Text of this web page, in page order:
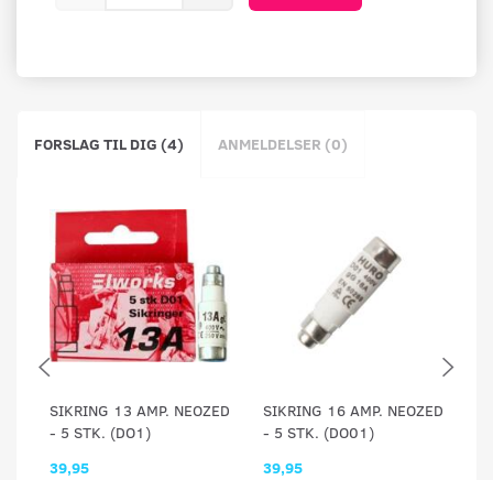
FORSLAG TIL DIG (4) ANMELDELSER (0)
SIKRING 13 AMP. NEOZED
- 5 STK. (DO1)
39,95
SIKRING 16 AMP. NEOZED
- 5 STK. (DO01)
39,95